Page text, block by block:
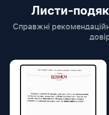
Листи-
Справжні